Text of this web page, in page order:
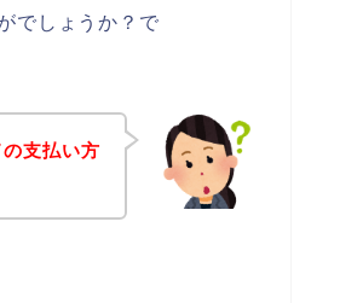
でしょうか？で
支払い方